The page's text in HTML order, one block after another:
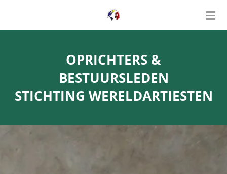
OPRICHTERS &
BESTUURSLEDEN
STICHTING WERELDARTIESTEN